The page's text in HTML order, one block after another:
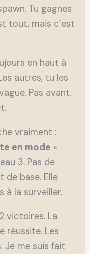
Tu gagnes
tout, mais c’est
en haut à
autres, tu les
Pas avant.
vraiment :
en mode «
3. Pas de
de base. Elle
à la surveiller.
victoires. La
réussite. Les
Je me suis fait